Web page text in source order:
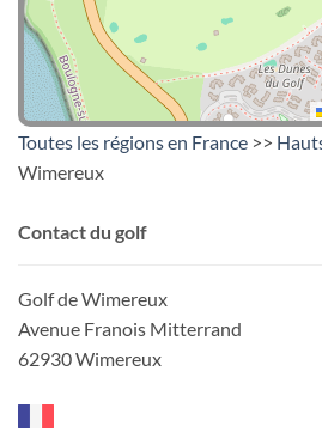
Toutes les régions en France >>
Wimereux
Contact du golf
Golf de Wimereux
Avenue Franois Mitterrand
62930 Wimereux